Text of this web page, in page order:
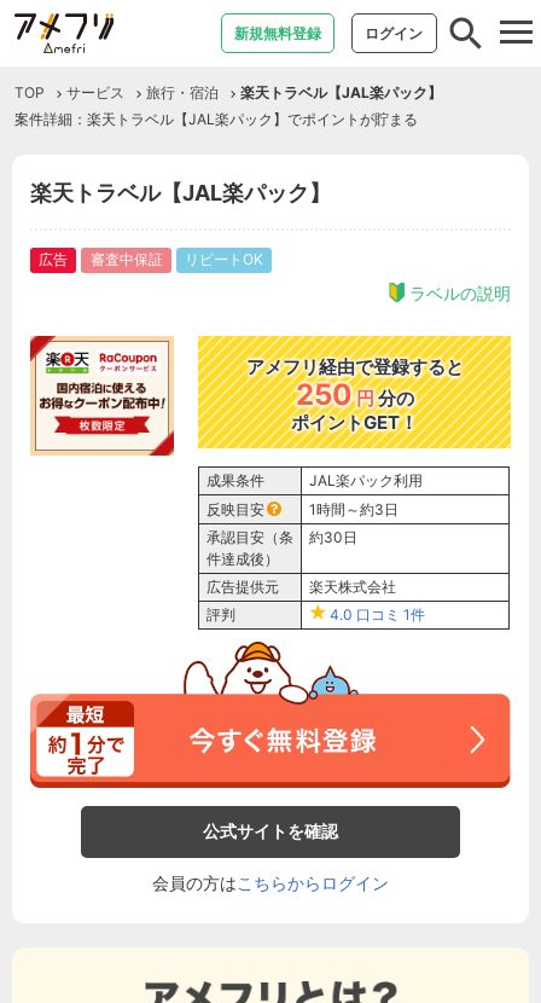
新規無料登録 ログイン
TOP サービス 旅行・宿泊
楽天トラベル【JAL楽パック】
案件詳細：楽天トラベル【JAL楽パック】でポイントが貯まる
楽天トラベル【JAL楽パック】
広告 審査中保証 リピートOK
ラベルの説明
アメフリ経由で登録すると
250円分の
ポイントGET！
成果条件
JAL楽パック利用
反映目安
1時間～約3日
承認目安（条
件達成後）
約30日
広告提供元
楽天株式会社
評判
4.0 口コミ 1件
公式サイトを確認
会員の方はこちらからログイン